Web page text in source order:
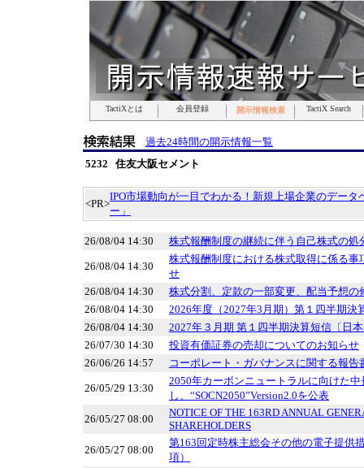
TactiXとは 会員登録 開示情報検索 TactiX Search
TactiXとは 会員登録 開示情報検索 TactiX Search
TactiXとは 会員登録 開示情報検索 TactiX Search
TactiXとは 会員登録 開示情報検索 TactiX Search
TactiXとは 会員登録 開示情報検索 TactiX Search
TactiXとは 会員登録 開示情報検索 TactiX Search
TactiXとは 会員登録 開示情報検索 TactiX Search
過去24時間の開示情報一覧
5232 住友大阪セメント
<PR>
IPO市場動向が一目でわかる！新規上場企業のデータ
ー」
26/08/04 14:30 株式報酬制度の継続に伴う自己株式の処
26/08/04 14:30
株式報酬制度における株式取得に係る事
せ
26/08/04 14:30
株式分割、定款の一部変更、配当予想の
26/08/04 14:30
2026年度（2027年3月期）第１四半期決
26/08/04 14:30
2027年３月期 第１四半期決算短信〔日
26/07/30 14:30
投資有価証券の売却についてのお知らせ
26/06/26 14:57
コーポレート・ガバナンスに関する報告
26/05/29 13:30
2050年カーボンニュートラルに向けた
し、“SOCN2050”Version2.0を公表
26/05/27 08:00
NOTICE OF THE 163RD ANNUAL
SHAREHOLDERS
26/05/27 08:00
第163回定時株主総会その他の電子提供
項）